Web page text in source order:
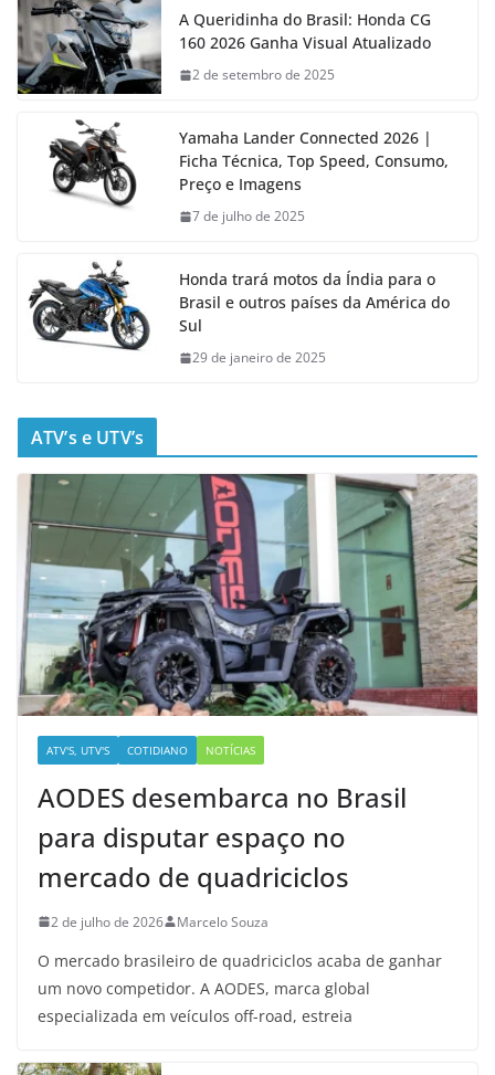
A Queridinha do Brasil: Honda CG
160 2026 Ganha Visual Atualizado
2 de setembro de 2025
Yamaha Lander Connected 2026 |
Ficha Técnica, Top Speed, Consumo,
Preço e Imagens
7 de julho de 2025
Honda trará motos da Índia para o
Brasil e outros países da América do
Sul
29 de janeiro de 2025
ATV’s e UTV’s
ATV'S, UTV'S COTIDIANO NOTÍCIAS
AODES desembarca no Brasil
para disputar espaço no
mercado de quadriciclos
2 de julho de 2026 Marcelo Souza
O mercado brasileiro de quadriciclos acaba de ganhar
um novo competidor. A AODES, marca global
especializada em veículos off-road, estreia